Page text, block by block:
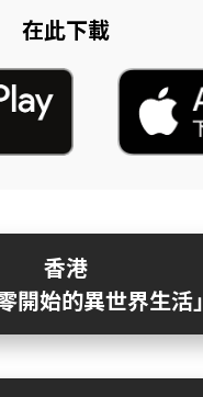
在此下載
香港
開始的異世界生活」